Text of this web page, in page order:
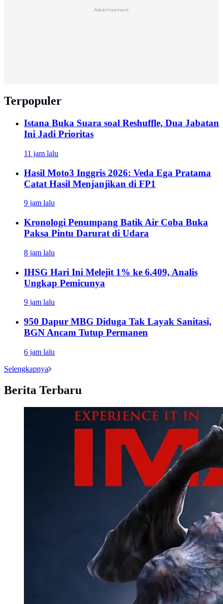
Advertisement
Terpopuler
Istana Buka Suara soal Reshuffle, Dua Jabatan
Ini Jadi Prioritas
11 jam lalu
Hasil Moto3 Inggris 2026: Veda Ega Pratama
Catat Hasil Menjanjikan di FP1
9 jam lalu
Kronologi Penumpang Batik Air Coba Buka
Paksa Pintu Darurat di Udara
8 jam lalu
IHSG Hari Ini Melejit 1% ke 6.409, Analis
Ungkap Pemicunya
9 jam lalu
950 Dapur MBG Diduga Tak Layak Sanitasi,
BGN Ancam Tutup Permanen
6 jam lalu
Selengkapnya
Berita Terbaru